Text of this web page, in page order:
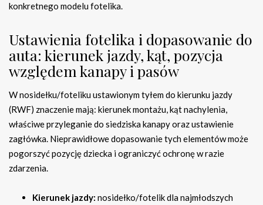
konkretnego modelu fotelika.
Ustawienia fotelika i dopasowanie do
auta: kierunek jazdy, kąt, pozycja
względem kanapy i pasów
W nosidełku/foteliku ustawionym tyłem do kierunku jazdy
(RWF) znaczenie mają: kierunek montażu, kąt nachylenia,
właściwe przyleganie do siedziska kanapy oraz ustawienie
zagłówka. Nieprawidłowe dopasowanie tych elementów może
pogorszyć pozycję dziecka i ograniczyć ochronę w razie
zdarzenia.
Kierunek jazdy: nosidełko/fotelik dla najmłodszych